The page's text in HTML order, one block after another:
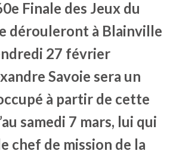
Finale des Jeux du
dérouleront à Blainville
27 février
Savoie sera un
à partir de cette
samedi 7 mars, lui qui
chef de mission de la